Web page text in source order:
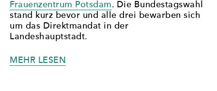
Frauenzentrum Potsdam. Die Bundestagswahl
stand kurz bevor und alle drei bewarben sich
um das Direktmandat in der
Landeshauptstadt.
MEHR LESEN